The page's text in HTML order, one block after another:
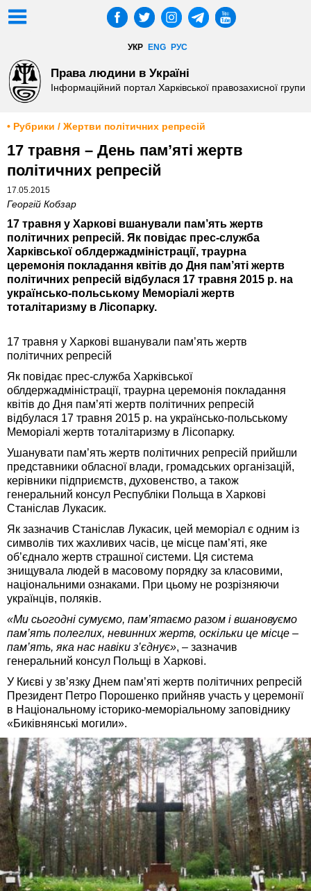
УКР ENG РУС
Права людини в Україні
Інформаційний портал Харківської правозахисної групи
• Рубрики / Жертви політичних репресій
17 травня – День пам’яті жертв
політичних репресій
17.05.2015
Георгій Кобзар
17 травня у Харкові вшанували пам’ять жертв
політичних репресій. Як повідає прес-служба
Харківської облдержадміністрації, траурна
церемонія покладання квітів до Дня пам’яті жертв
політичних репресій відбулася 17 травня 2015 р. на
українсько-польському Меморіалі жертв
тоталітаризму в Лісопарку.
17 травня у Харкові вшанували пам’ять жертв
політичних репресій
Як повідає прес-служба Харківської
облдержадміністрації, траурна церемонія покладання
квітів до Дня пам’яті жертв політичних репресій
відбулася 17 травня 2015 р. на українсько-польському
Меморіалі жертв тоталітаризму в Лісопарку.
Ушанувати пам’ять жертв політичних репресій прийшли
представники обласної влади, громадських організацій,
керівники підприємств, духовенство, а також
генеральний консул Республіки Польща в Харкові
Станіслав Лукасик.
Як зазначив Станіслав Лукасик, цей меморіал є одним із
символів тих жахливих часів, це місце пам’яті, яке
об’єднало жертв страшної системи. Ця система
знищувала людей в масовому порядку за класовими,
національними ознаками. При цьому не розрізняючи
українців, поляків.
«Ми сьогодні сумуємо, пам’ятаємо разом і вшановуємо
пам’ять полеглих, невинних жертв, оскільки це місце –
пам’ять, яка нас навіки з’єднує», – зазначив
генеральний консул Польщі в Харкові.
У Києві у зв’язку Днем пам’яті жертв політичних репресій
Президент Петро Порошенко прийняв участь у церемонії
в Національному історико-меморіальному заповіднику
«Биківнянські могили».